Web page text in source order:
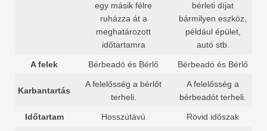
egy másik félre
ruházza át a
meghatározott
időtartamra
bérleti díjat
bármilyen eszköz,
például épület,
autó stb.
A felek Bérbeadó és Bérlő Bérbeadó és Bérlő
Karbantartás
A felelősség a bérlőt
terheli.
A felelősség a
bérbeadót terheli.
Időtartam Hosszútávú Rövid időszak